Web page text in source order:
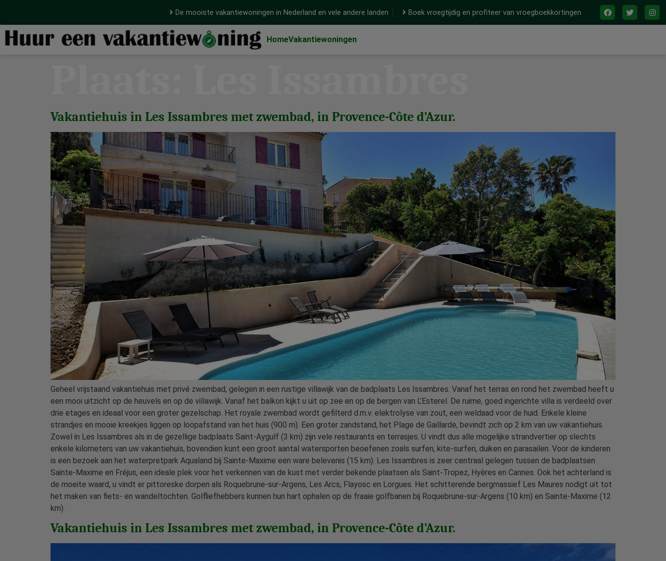
De mooiste vakantiewoningen in Nederland en vele andere landen Boek vroegtijdig en profiteer van vroegboekkortingen
HomeVakantiewoningen
Vakantiehuis in Les Issambres met zwembad, in Provence-Côte d’Azur.
Geheel vrijstaand vakantiehuis met privé zwembad, gelegen in een rustige villawijk van de badplaats Les Issambres. Vanaf het terras en rond het zwembad heeft u
een mooi uitzicht op de heuvels en op de villawijk. Vanaf het balkon kijkt u uit op zee en op de bergen van L’Esterel. De ruime, goed ingerichte villa is verdeeld over
drie etages en ideaal voor een groter gezelschap. Het royale zwembad wordt gefilterd d.m.v. elektrolyse van zout, een weldaad voor de huid. Enkele kleine
strandjes en mooie kreekjes liggen op loopafstand van het huis (900 m). Een groter zandstand, het Plage de Gaillarde, bevindt zich op 2 km van uw vakantiehuis.
Zowel in Les Issambres als in de gezellige badplaats Saint-Aygulf (3 km) zijn vele restaurants en terrasjes. U vindt dus alle mogelijke strandvertier op slechts
enkele kilometers van uw vakantiehuis, bovendien kunt een groot aantal watersporten beoefenen zoals surfen, kite-surfen, duiken en parasailen. Voor de kinderen
is een bezoek aan het waterpretpark Aqualand bij Sainte-Maxime een ware belevenis (15 km). Les Issambres is zeer centraal gelegen tussen de badplaatsen
Sainte-Maxime en Fréjus, een ideale plek voor het verkennen van de kust met verder bekende plaatsen als Saint-Tropez, Hyères en Cannes. Ook het achterland is
de moeite waard, u vindt er pittoreske dorpen als Roquebrune-sur-Argens, Les Arcs, Flayosc en Lorgues. Het schitterende bergmassief Les Maures nodigt uit tot
het maken van fiets- en wandeltochten. Golfliefhebbers kunnen hun hart ophalen op de fraaie golfbanen bij Roquebrune-sur-Argens (10 km) en Sainte-Maxime (12
km).
Vakantiehuis in Les Issambres met zwembad, in Provence-Côte d’Azur.